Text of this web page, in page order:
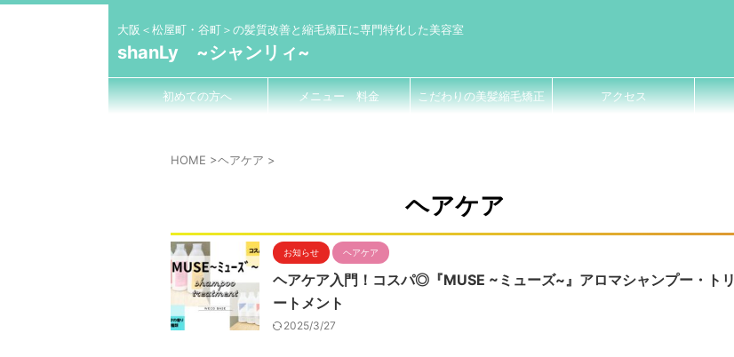
大阪＜松屋町・谷町＞の髪質改善と縮毛矯正に専門特化した美容室
shanLy ~シャンリィ~
初めての方へ メニュー 料金 こだわりの美髪縮毛矯正 アクセス
HOME >ヘアケア >
ヘアケア
お知らせ ヘアケア
ヘアケア入門！コスパ◎『MUSE ~ミューズ~』アロマシャンプー・トリ
ートメント
2025/3/27